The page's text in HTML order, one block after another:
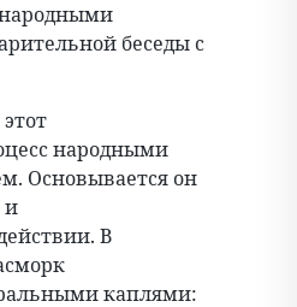
беседы с
народными
Основывается он
и
В
каплями: